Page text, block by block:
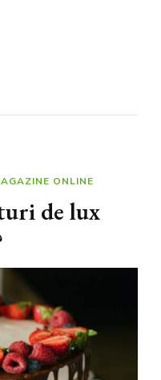
ONLINE
de lux